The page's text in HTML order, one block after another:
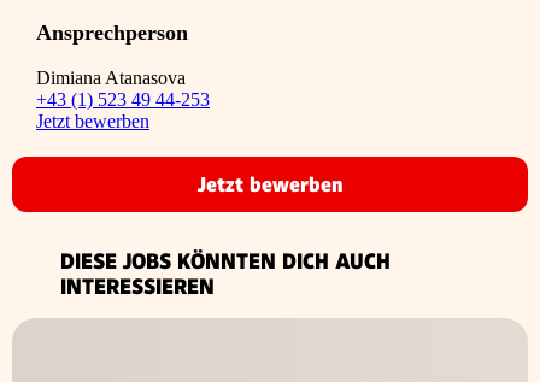
Ansprechperson
Dimiana Atanasova
+43 (1) 523 49 44-253
Jetzt bewerben
Jetzt bewerben
DIESE JOBS KÖNNTEN DICH AUCH
INTERESSIEREN